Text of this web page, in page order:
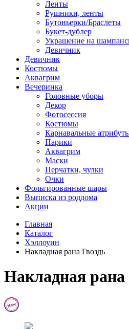
Ленты
Рушники, ленты
Бутоньерки/Браслеты
Букет-дублер
Украшение на
Девичник
Девичник
Костюмы
Аквагрим
Вечеринка
Головные уборы
Декор
Фотосессия
Костюмы
Карнавальные
Парики
Аквагрим
Маски
Перчатки, чулки
Очки
Фольгированные шары
Выписка из роддома
Акции
Главная
Каталог
Хэллоуин
Накладная рана Гвоздь
Накладная рана